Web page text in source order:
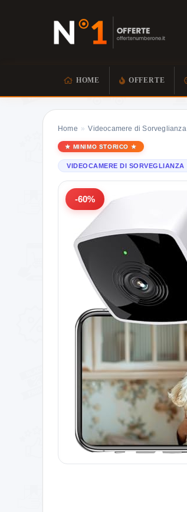
HOME OFFERTE
Home » Videocamere di Sorveglianza
MINIMO STORICO
VIDEOCAMERE DI SORVEGLIANZA
-60%